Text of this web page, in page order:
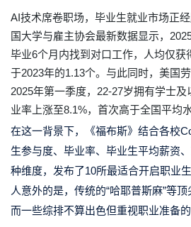
AI技术席卷职场，毕业生就业市场正
国大学与雇主协会最新数据显示，
毕业6个月内找到对口工作，人均仅获
于2023年的1.13个。与此同时，美国
2025年第一季度，22-27岁拥有学士
业率上涨至8.1%，首次高于全国平均水
在这一背景下，《福布斯》结合各校
生参与度、毕业率、毕业生平均薪资
种维度，发布了10所最适合开启职业
人意外的是，传统的“哈耶普斯麻”等
而一些综排不算出色但重视职业准备的